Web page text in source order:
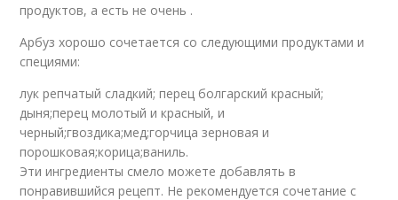
продуктов, а есть не очень .
Арбуз хорошо сочетается со следующими продуктами и
специями:
лук репчатый сладкий; перец болгарский красный;
дыня;перец молотый и красный, и
черный;гвоздика;мед;горчица зерновая и
порошковая;корица;ваниль.
Эти ингредиенты смело можете добавлять в
понравившийся рецепт. Не рекомендуется сочетание с